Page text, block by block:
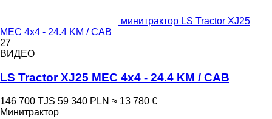
минитрактор LS Tractor XJ25
MEC 4x4 - 24.4 KM / CAB
27
ВИДЕО
LS Tractor XJ25 MEC 4x4 - 24.4 KM / CAB
146 700 TJS 59 340 PLN ≈ 13 780 €
Минитрактор